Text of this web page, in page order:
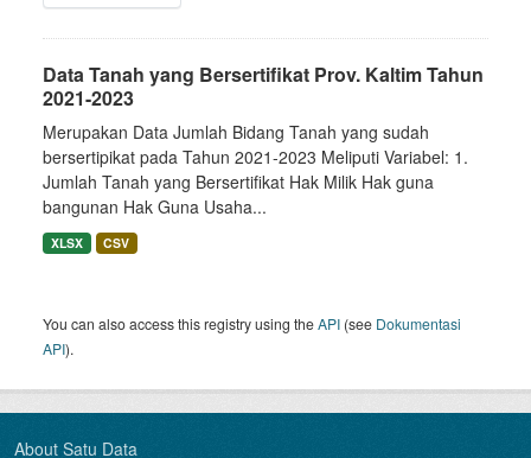
Data Tanah yang Bersertifikat Prov. Kaltim Tahun
2021-2023
Merupakan Data Jumlah Bidang Tanah yang sudah
bersertipikat pada Tahun 2021-2023 Meliputi Variabel: 1.
Jumlah Tanah yang Bersertifikat Hak Milik Hak guna
bangunan Hak Guna Usaha...
XLSX CSV
You can also access this registry using theAPI (see Dokumentasi
API).
About Satu Data